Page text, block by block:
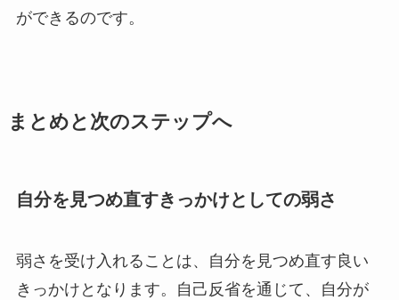
ができるのです。
まとめと次のステップへ
自分を見つめ直すきっかけとしての弱さ
弱さを受け入れることは、自分を見つめ直す良い
きっかけとなります。自己反省を通じて、自分が